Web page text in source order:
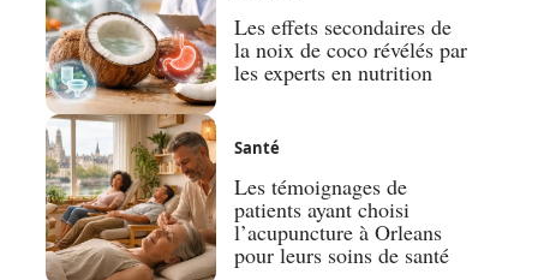
Les effets secondaires de
la noix de coco révélés par
les experts en nutrition
Santé
Les témoignages de
patients ayant choisi
l’acupuncture à Orleans
pour leurs soins de santé